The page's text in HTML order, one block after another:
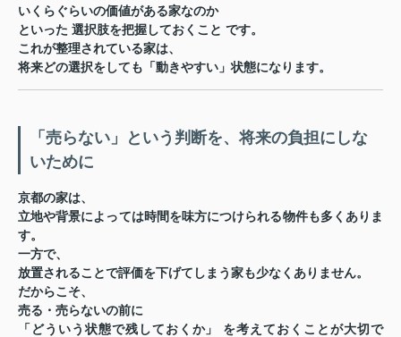
いくらぐらいの価値がある家なのか
といった 選択肢を把握しておくこと です。
これが整理されている家は、
将来どの選択をしても「動きやすい」状態になります。
「売らない」という判断を、将来の負担にしな
いために
京都の家は、
立地や背景によっては時間を味方につけられる物件も多くありま
す。
一方で、
放置されることで評価を下げてしまう家も少なくありません。
だからこそ、
売る・売らないの前に
「どういう状態で残しておくか」
を考えておくことが大切で